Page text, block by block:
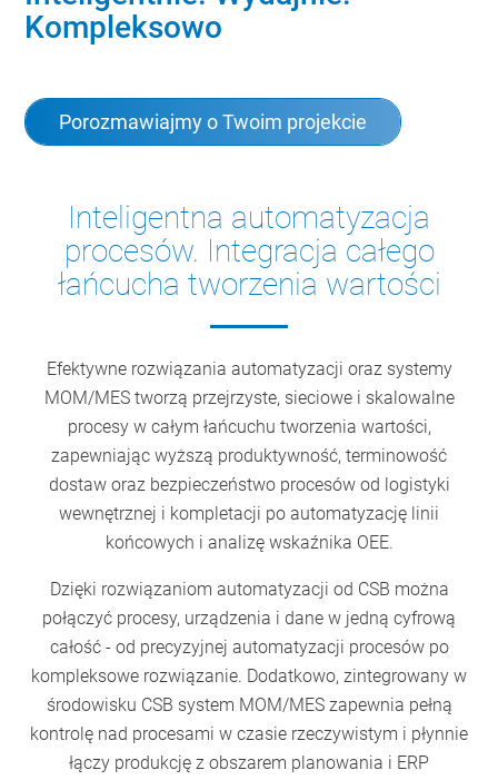
Kompleksowo
Porozmawiajmy o Twoim projekcie
Inteligentna automatyzacja
procesów. Integracja całego
łańcucha tworzenia wartości
Efektywne rozwiązania automatyzacji oraz systemy
MOM/MES tworzą przejrzyste, sieciowe i skalowalne
procesy w całym łańcuchu tworzenia wartości,
zapewniając wyższą produktywność, terminowość
dostaw oraz bezpieczeństwo procesów od logistyki
wewnętrznej i kompletacji po automatyzację linii
końcowych i analizę wskaźnika OEE.
Dzięki rozwiązaniom automatyzacji od CSB można
połączyć procesy, urządzenia i dane w jedną cyfrową
całość - od precyzyjnej automatyzacji procesów po
kompleksowe rozwiązanie. Dodatkowo, zintegrowany w
środowisku CSB system MOM/MES zapewnia pełną
kontrolę nad procesami w czasie rzeczywistym i płynnie
łączy produkcję z obszarem planowania i ERP